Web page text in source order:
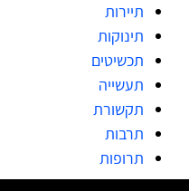
תיירות
תינוקות
תכשיטים
תעשייה
תקשורת
תרבות
תרופות